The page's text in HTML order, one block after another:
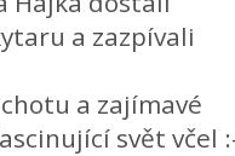
a zazpívali
a zajímavé
svět včel